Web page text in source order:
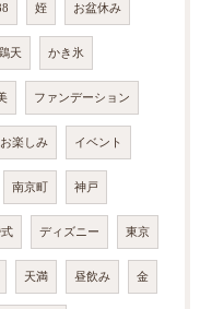
姪 お盆休み
天 かき氷
ファンデーション
お楽しみ イベント
南京町 神戸
ディズニー 東京
天満 昼飲み 金